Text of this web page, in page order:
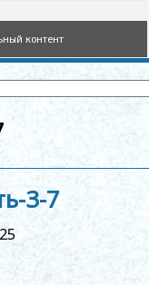
контент
3-7